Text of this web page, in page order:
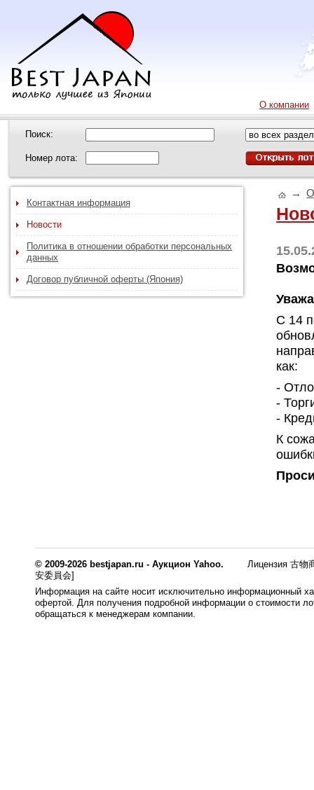
О компании
Поиск:
Номер лота:
Контактная информация
Новости
Политика в отношении обработки персональных
данных
Договор публичной оферты (Япония)
→
С 14
как:
-
-
-
К
© 2009-2026 bestjapan.ru - Аукцион Yahoo.
Лицензия 古物
安委員会]
Информация на сайте носит исключительно информационный
офертой. Для получения подробной информации о стоимости
обращаться к менеджерам компании.